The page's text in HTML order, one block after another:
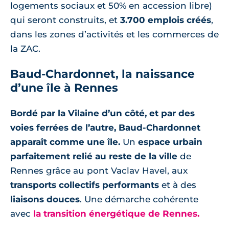
logements sociaux et 50% en accession libre)
qui seront construits, et 3.700 emplois créés,
dans les zones d’activités et les commerces de
la ZAC.
Baud-Chardonnet, la naissance
d’une île à Rennes
Bordé par la Vilaine d’un côté, et par des
voies ferrées de l’autre, Baud-Chardonnet
apparaît comme une île. Un espace urbain
parfaitement relié au reste de la ville de
Rennes grâce au pont Vaclav Havel, aux
transports collectifs performants et à des
liaisons douces. Une démarche cohérente
avec la transition énergétique de Rennes.